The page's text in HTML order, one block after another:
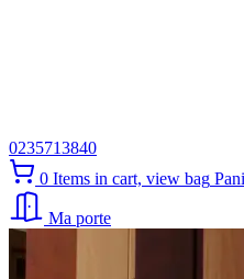
0235713840
0 Items in cart, view bag
Ma porte